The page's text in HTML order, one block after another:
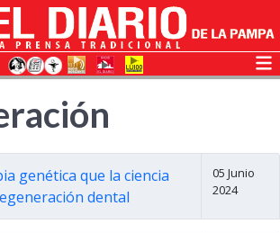
genética que la ciencia
dental
05 Junio
2024